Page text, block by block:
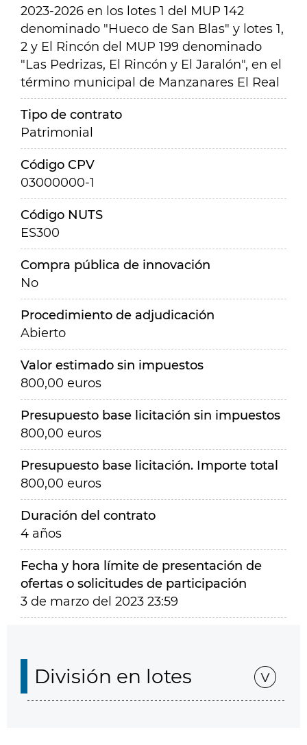
2023-2026 en los lotes 1 del MUP 142
denominado "Hueco de San Blas" y lotes 1,
2 y El Rincón del MUP 199 denominado
"Las Pedrizas, El Rincón y El Jaralón", en el
término municipal de Manzanares El Real
Tipo de contrato
Patrimonial
Código CPV
03000000-1
Código NUTS
ES300
Compra pública de innovación
No
Procedimiento de adjudicación
Abierto
Valor estimado sin impuestos
800,00 euros
Presupuesto base licitación sin impuestos
800,00 euros
Presupuesto base licitación. Importe total
800,00 euros
Duración del contrato
4 años
Fecha y hora límite de presentación de
ofertas o solicitudes de participación
3 de marzo del 2023 23:59
División en lotes